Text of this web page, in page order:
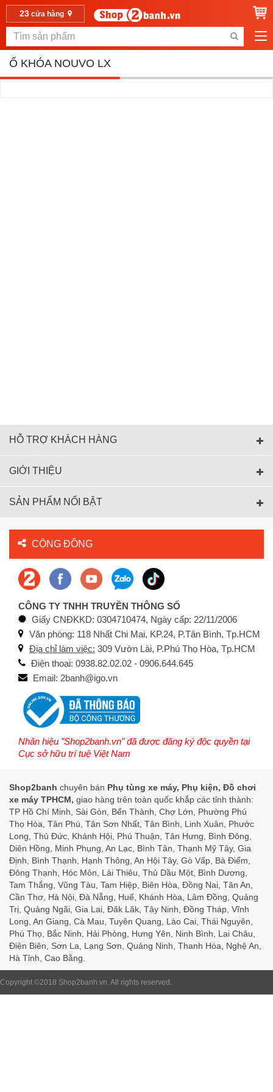
23cửa hàng
Ổ KHÓA NOUVO LX
HỖ TRỢ KHÁCH HÀNG
GIỚI THIỆU
SẢN PHẨM NỔI BẬT
CỘNG ĐỒNG
CÔNG TY TNHH TRUYỀN THÔNG SỐ
Giấy CNĐKKD: 0304710474, Ngày cấp: 22/11/2006
Văn phòng: 118 Nhất Chi Mai, KP.24, P.Tân Bình, Tp.HCM
Địa chỉ làm việc: 309 Vườn Lài, P.Phú Thọ Hòa, Tp.HCM
Điện thoại: 0938.82.02.02 - 0906.644.645
Email: 2banh@igo.vn
Nhãn hiệu "Shop2banh.vn" đã được đăng ký độc quyền tại
Cục sở hữu trí tuệ Việt Nam
Shop2banh chuyên bán Phụ tùng xe máy, Phụ kiện, Đồ chơi
xe máy TPHCM, giao hàng trên toàn quốc khắp các tỉnh thành:
TP Hồ Chí Minh, Sài Gòn, Bến Thành, Chợ Lớn, Phường Phú
Thọ Hòa, Tân Phú, Tân Sơn Nhất, Tân Bình, Linh Xuân, Phước
Long, Thủ Đức, Khánh Hội, Phú Thuận, Tân Hưng, Bình Đông,
Diên Hồng, Minh Phụng, An Lạc, Bình Tân, Thạnh Mỹ Tây, Gia
Định, Bình Thạnh, Hạnh Thông, An Hội Tây, Gò Vấp, Bà Điểm,
Đông Thạnh, Hóc Môn, Lái Thiêu, Thủ Dầu Một, Bình Dương,
Tam Thắng, Vũng Tàu, Tam Hiệp, Biên Hòa, Đồng Nai, Tân An,
Cần Thơ, Hà Nội, Đà Nẵng, Huế, Khánh Hòa, Lâm Đồng, Quảng
Trị, Quảng Ngãi, Gia Lai, Đăk Lăk, Tây Ninh, Đồng Tháp, Vĩnh
Long, An Giang, Cà Mau, Tuyên Quang, Lào Cai, Thái Nguyên,
Phú Thọ, Bắc Ninh, Hải Phòng, Hưng Yên, Ninh Bình, Lai Châu,
Điện Biên, Sơn La, Lạng Sơn, Quảng Ninh, Thanh Hóa, Nghệ An,
Hà Tỉnh, Cao Bằng.
Copyright ©2018 Shop2banh.vn. All rights reserved.